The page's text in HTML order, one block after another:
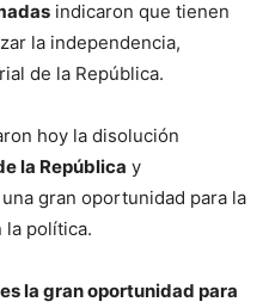
indicaron que tienen
la independencia,
de la República.
hoy la disolución
la República y
gran oportunidad para la
la política.
la gran oportunidad para